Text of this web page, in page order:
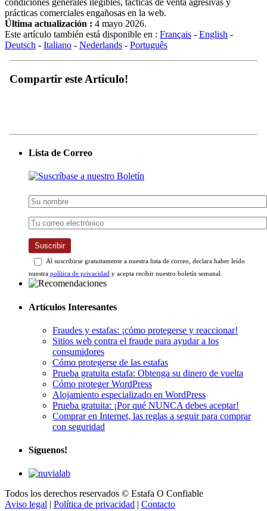
condiciones generales ilegibles, tácticas de venta agresivas y
prácticas comerciales engañosas en la web.
Última actualización : 4 mayo 2026.
Este artículo también está disponible en : Français - English -
Deutsch - Italiano - Nederlands - Português
Compartir este Artículo!
Lista de Correo
Suscribir
Al suscribirse gratuitamente a nuestra lista de correo, declara haber leído
nuestra política de privacidad y acepta recibir nuestro boletín semanal.
Artículos Interesantes
Fraudes y estafas: ¡cómo protegerse y reaccionar!
Sitios web contra el fraude para ayudar a los
consumidores
Cómo protegerse de las estafas
Prueba gratuita estafa: Obtenga su dinero de vuelta
Cómo proteger WordPress
Alojamiento especializado en WordPress
Prueba gratuita: ¡Por qué NUNCA debes aceptar!
Comprar en Internet, las reglas a seguir para comprar
con seguridad
Síguenos!
Todos los derechos reservados © Estafa O Confiable
Aviso legal | Política de privacidad | Contacto